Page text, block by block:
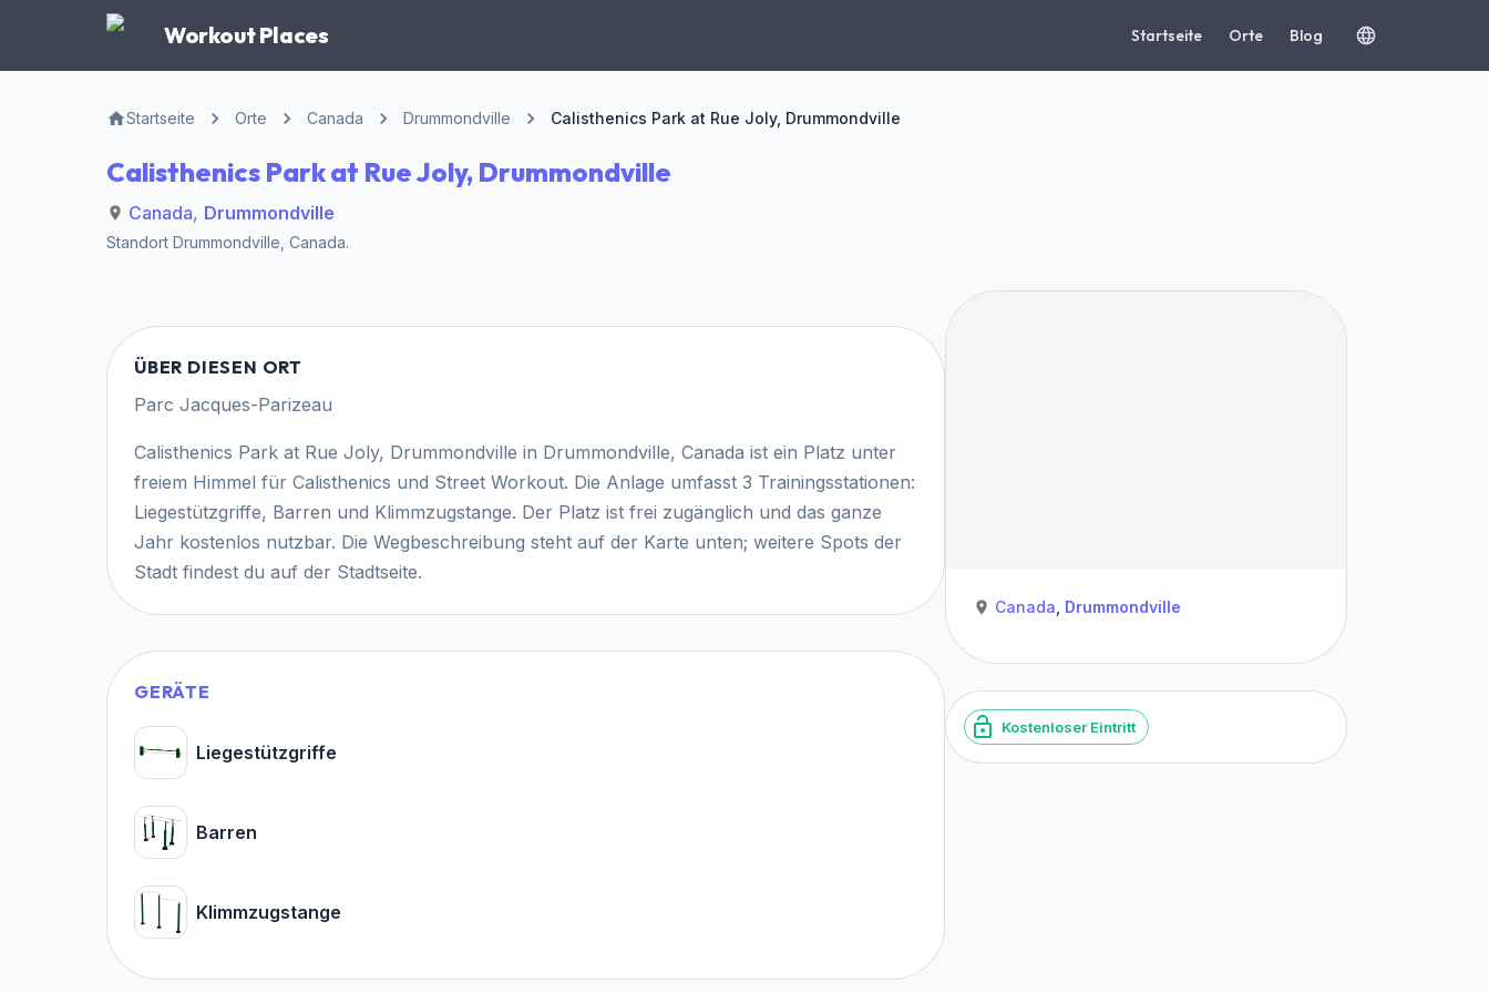
Workout Places Startseite Orte Blog
Startseite Orte Canada Drummondville Calisthenics Park at Rue Joly, Drummondville
Calisthenics Park at Rue Joly, Drummondville
Canada, Drummondville
Standort Drummondville Canada.
ÜBER DIESEN ORT
Parc Jacques-Parizeau
Calisthenics Park at Rue Joly, Drummondville in Drummondville, Canada ist ein Platz unter
freiem Himmel für Calisthenics und Street Workout. Die Anlage umfasst 3 Trainingsstationen:
Liegestützgriffe, Barren und Klimmzugstange. Der Platz ist frei zugänglich und das ganze
Jahr kostenlos nutzbar. Die Wegbeschreibung steht auf der Karte unten; weitere Spots der
Stadt findest du auf der Stadtseite.
GERÄTE
Liegestützgriffe
Barren
Klimmzugstange
Canada Drummondville
Kostenloser Eintritt